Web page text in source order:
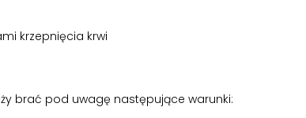
krzepnięcia krwi
brać pod uwagę następujące warunki: